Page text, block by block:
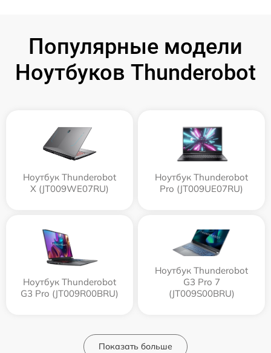
Популярные модели
Ноутбуков Thunderobot
Ноутбук Thunderobot
X (JT009WE07RU)
Ноутбук Thunderobot
Pro (JT009UE07RU)
Ноутбук Thunderobot
G3 Pro (JT009R00BRU)
Ноутбук Thunderobot
G3 Pro 7
(JT009S00BRU)
Показать больше